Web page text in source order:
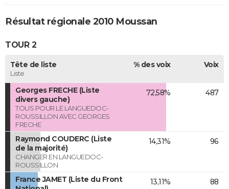
Résultat régionale 2010 Moussan
TOUR 2
Tête de liste
Liste
% des voix Voix
Georges FRECHE (Liste
divers gauche)
TOUS POUR LE LANGUEDOC-
ROUSSILLON AVEC GEORGES
FRECHE
72,58% 487
Raymond COUDERC (Liste
de la majorité)
CHANGER EN LANGUEDOC-
ROUSSILLON
14,31% 96
France JAMET (Liste du Front
13,11% 88